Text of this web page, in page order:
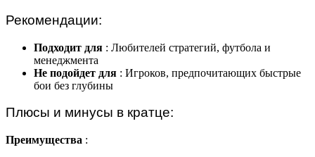
Рекомендации:
Подходит для : Любителей стратегий, футбола и
менеджмента
Не подойдет для : Игроков, предпочитающих быстрые
бои без глубины
Плюсы и минусы в кратце:
Преимущества :